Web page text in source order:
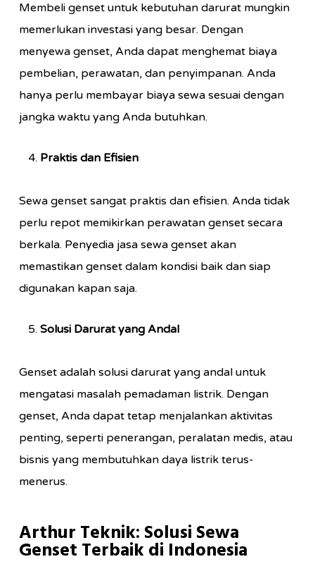
Membeli genset untuk kebutuhan darurat mungkin
memerlukan investasi yang besar. Dengan
menyewa genset, Anda dapat menghemat biaya
pembelian, perawatan, dan penyimpanan. Anda
hanya perlu membayar biaya sewa sesuai dengan
jangka waktu yang Anda butuhkan.
Praktis dan Efisien
Sewa genset sangat praktis dan efisien. Anda tidak
perlu repot memikirkan perawatan genset secara
berkala. Penyedia jasa sewa genset akan
memastikan genset dalam kondisi baik dan siap
digunakan kapan saja.
Solusi Darurat yang Andal
Genset adalah solusi darurat yang andal untuk
mengatasi masalah pemadaman listrik. Dengan
genset, Anda dapat tetap menjalankan aktivitas
penting, seperti penerangan, peralatan medis, atau
bisnis yang membutuhkan daya listrik terus-
menerus.
Arthur Teknik: Solusi Sewa
Genset Terbaik di Indonesia